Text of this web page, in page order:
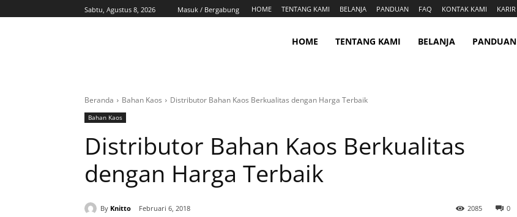
Sabtu, Agustus 8, 2026 Masuk / Bergabung HOME TENTANG KAMI BELANJA PANDUAN FAQ KONTAK KAMI KARIR
HOME TENTANG KAMI BELANJA PANDUAN
Beranda Bahan Kaos Distributor Bahan Kaos Berkualitas dengan Harga Terbaik
Bahan Kaos
Distributor Bahan Kaos Berkualitas
dengan Harga Terbaik
By Knitto Februari 6, 2018 0
2085